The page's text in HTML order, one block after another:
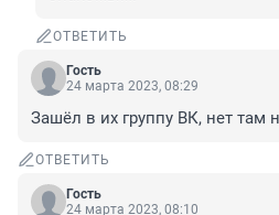
ОТВЕТИТЬ
Гость
24 марта 2023, 08:29
Зашёл в их группу ВК, нет там
ОТВЕТИТЬ
Гость
24 марта 2023, 08:10